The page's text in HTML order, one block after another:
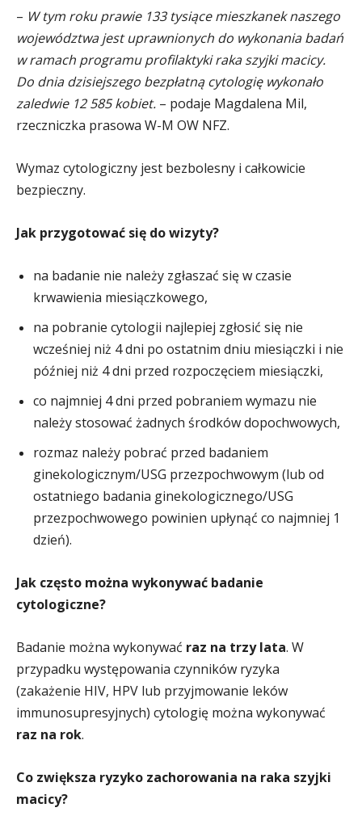
– W tym roku prawie 133 tysiące mieszkanek naszego
województwa jest uprawnionych do wykonania badań
w ramach programu profilaktyki raka szyjki macicy.
Do dnia dzisiejszego bezpłatną cytologię wykonało
zaledwie 12 585 kobiet. – podaje Magdalena Mil,
rzeczniczka prasowa W-M OW NFZ.
Wymaz cytologiczny jest bezbolesny i całkowicie
bezpieczny.
Jak przygotować się do wizyty?
na badanie nie należy zgłaszać się w czasie
krwawienia miesiączkowego,
na pobranie cytologii najlepiej zgłosić się nie
wcześniej niż 4 dni po ostatnim dniu miesiączki i nie
później niż 4 dni przed rozpoczęciem miesiączki,
co najmniej 4 dni przed pobraniem wymazu nie
należy stosować żadnych środków dopochwowych,
rozmaz należy pobrać przed badaniem
ginekologicznym/USG przezpochwowym (lub od
ostatniego badania ginekologicznego/USG
przezpochwowego powinien upłynąć co najmniej 1
dzień).
Jak często można wykonywać badanie
cytologiczne?
Badanie można wykonywać raz na trzy lata. W
przypadku występowania czynników ryzyka
(zakażenie HIV, HPV lub przyjmowanie leków
immunosupresyjnych) cytologię można wykonywać
raz na rok.
Co zwiększa ryzyko zachorowania na raka szyjki
macicy?